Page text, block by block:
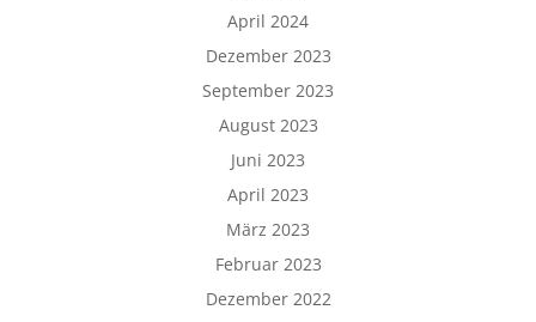
April 2024
Dezember 2023
September 2023
August 2023
Juni 2023
April 2023
März 2023
Februar 2023
Dezember 2022